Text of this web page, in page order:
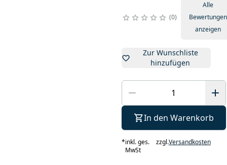
0
Alle
Bewertungen
anzeigen
Zur Wunschliste
hinzufügen
In den Warenkorb
*inkl. ges.
MwSt
zzgl.Versandkosten